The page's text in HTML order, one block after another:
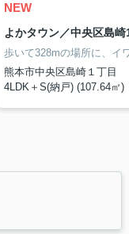
NEW
熊本市中央区島崎１丁目
4LDK＋S(納戸) (107.64㎡)